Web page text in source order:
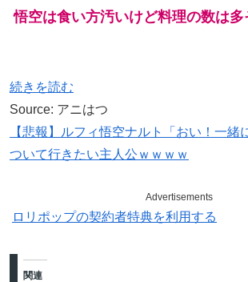
悟空は食い方汚いけど料理の数は多
続きを読む
Source: アニはつ
【悲報】ルフィ悟空ナルト「おい！一
ついて行きたい主人公ｗｗｗｗ
Advertisements
ロリポップの契約者特典を利用する
関連